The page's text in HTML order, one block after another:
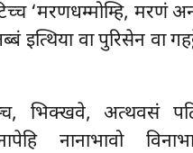
‘मरणधम्मोम्हि, मरणं
इत्थिया वा पुरिसेन वा
भिक्खवे, अत्थवसं
नानाभावो